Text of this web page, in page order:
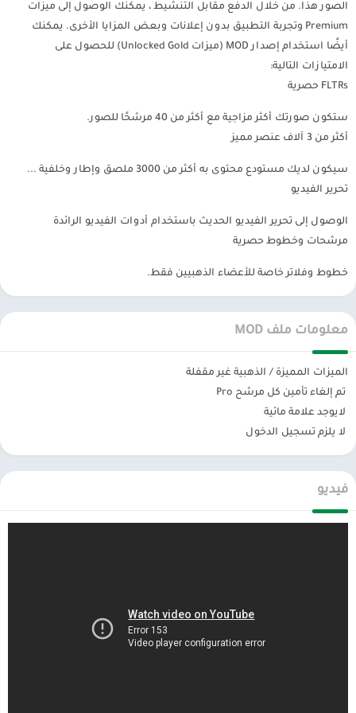
وحتى في الآونة الأخيرة ، يدعم هذا التطبيق أيضًا أجهزة الكمبيوتر التي تعمل
بنظام Windows. ما عليك سوى الانتقال إلى متجر Google Play ويمكنك
تنزيل تطبيق تحرير الصور هذا على جهازك. يحتوي PicsArt على العديد من
الإصدارات المختلفة ، وهو مناسب للعديد من طرازات الهواتف. إذا كنت
تريد صورًا حادة ومثيرة للإعجاب ، فيجب عليك تخصيصها على جهاز متطور.
ستنتج صورًا ذات حدة وتأثيرات أفضل.
الميزات البارزة لـ عند تنزيل picsart مهكر
يوجد حاليًا العديد من تطبيقات تحرير الصور ليختار المستخدمون من بينها.
على التطبيقات الأخرى من حيث الميزات المقدمة للمستخدمين. قم بتنزيل
التالية.
قم بإنشاء مجمعة من صور متعددة بسرعة ، مع مجموعة متنوعة
من إطارات الصور المجمعة للمستخدمين للاختيار من بينها
لون البشرة ، وإضافة عوامل تصفية ، وإضافة نص ، …
هناك أيضًا تأثيرات جمال مثل تصحيح لون البشرة ، وهي ميزة يمكنك
استخدامها يا رفاق. الأنثى المفضلة.
الصور هذا. من خلال الدفع مقابل التنشيط ، يمكنك الوصول إلى ميزات
Premium وتجربة التطبيق بدون إعلانات وبعض المزايا الأخرى. يمكنك
أيضًا استخدام إصدار MOD (ميزات Unlocked Gold) للحصول على
الامتيازات التالية:
FLTRs حصرية
ستكون صورتك أكثر مزاجية مع أكثر من 40 مرشحًا للصور.
أكثر من 3 آلاف عنصر مميز
سيكون لديك مستودع محتوى به أكثر من 3000 ملصق وإطار وخلفية ...
تحرير الفيديو
الوصول إلى تحرير الفيديو الحديث باستخدام أدوات الفيديو الرائدة
مرشحات وخطوط حصرية
خطوط وفلاتر خاصة للأعضاء الذهبيين فقط.
معلومات ملف MOD
الميزات المميزة / الذهبية غير مقفلة
تم إلغاء تأمين كل مرشح Pro
لايوجد علامة مائية
لا يلزم تسجيل الدخول
فيديو